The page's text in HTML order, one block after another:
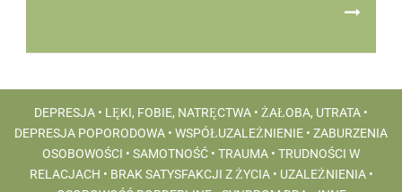
DEPRESJA • LĘKI, FOBIE, NATRĘCTWA • ŻAŁOBA, UTRATA •
DEPRESJA POPORODOWA • WSPÓŁUZALEŻNIENIE • ZABURZENIA
OSOBOWOŚCI • SAMOTNOŚĆ • TRAUMA • TRUDNOŚCI W
RELACJACH • BRAK SATYSFAKCJI Z ŻYCIA• UZALEŻNIENIA•